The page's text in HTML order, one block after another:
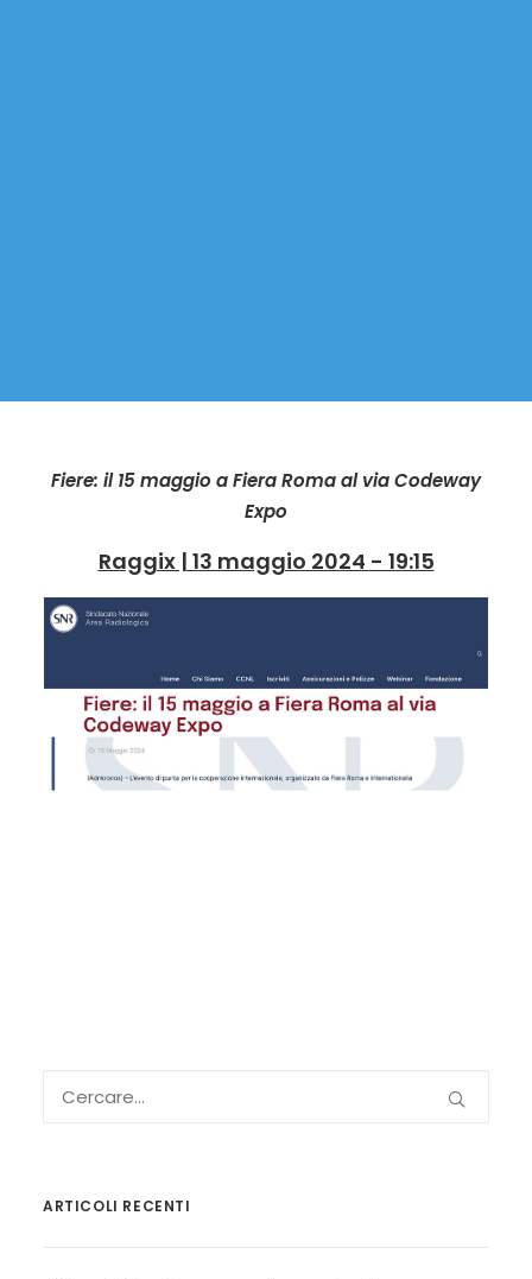
Fiere: il 15 maggio a Fiera Roma al via Codeway
Expo
Raggix | 13 maggio 2024 - 19:15
ARTICOLI RECENTI